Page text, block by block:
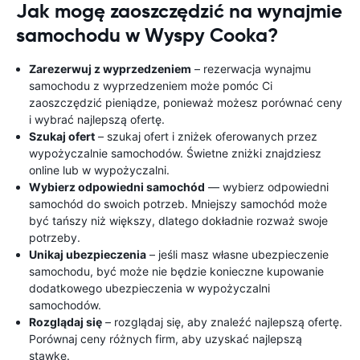
Jak mogę zaoszczędzić na wynajmie
samochodu w Wyspy Cooka?
Zarezerwuj z wyprzedzeniem – rezerwacja wynajmu
samochodu z wyprzedzeniem może pomóc Ci
zaoszczędzić pieniądze, ponieważ możesz porównać ceny
i wybrać najlepszą ofertę.
Szukaj ofert – szukaj ofert i zniżek oferowanych przez
wypożyczalnie samochodów. Świetne zniżki znajdziesz
online lub w wypożyczalni.
Wybierz odpowiedni samochód — wybierz odpowiedni
samochód do swoich potrzeb. Mniejszy samochód może
być tańszy niż większy, dlatego dokładnie rozważ swoje
potrzeby.
Unikaj ubezpieczenia – jeśli masz własne ubezpieczenie
samochodu, być może nie będzie konieczne kupowanie
dodatkowego ubezpieczenia w wypożyczalni
samochodów.
Rozglądaj się – rozglądaj się, aby znaleźć najlepszą ofertę.
Porównaj ceny różnych firm, aby uzyskać najlepszą
stawkę.